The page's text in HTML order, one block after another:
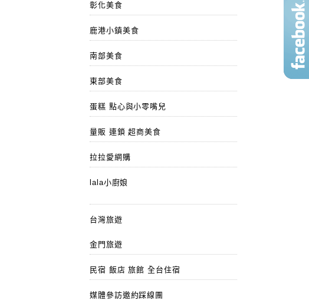
彰化美食
鹿港小鎮美食
南部美食
東部美食
蛋糕 點心與小零嘴兒
量販 連鎖 超商美食
拉拉愛網購
lala小廚娘
台灣旅遊
金門旅遊
民宿 飯店 旅館 全台住宿
媒體參訪邀約踩線團